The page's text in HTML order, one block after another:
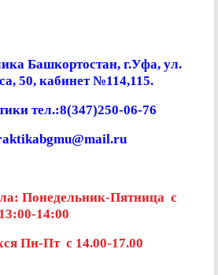
Башкортостан, г.Уфа, ул.
50, кабинет №114,115.
тел.:8(347)250-06-76
Понедельник-Пятница с
14:00
Пн-Пт с 14.00-17.00